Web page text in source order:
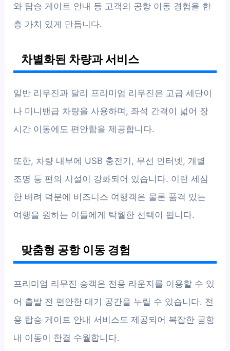
와 탑승 게이트 안내 등 고객의 공항 이동 경험을 한
층 가치 있게 만듭니다.
차별화된 차량과 서비스
일반 리무진과 달리 프리미엄 리무진은 고급 세단이
나 미니밴급 차량을 사용하며, 좌석 간격이 넓어 장
시간 이동에도 편안함을 제공합니다.
또한, 차량 내부에 USB 충전기, 무선 인터넷, 개별
조명 등 편의 시설이 강화되어 있습니다. 이런 세심
한 배려 덕분에 비즈니스 여행객은 물론 품격 있는
여행을 원하는 이들에게 탁월한 선택이 됩니다.
맞춤형 공항 이동 경험
프리미엄 리무진 승객은 전용 라운지를 이용할 수 있
어 출발 전 편안한 대기 공간을 누릴 수 있습니다. 전
용 탑승 게이트 안내 서비스도 제공되어 복잡한 공항
내 이동이 한결 수월합니다.